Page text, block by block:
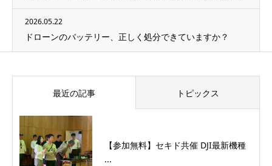
2026.05.22
ドローンのバッテリー、正しく処分できていますか？
最近の記事 トピックス
【参加無料】セキド共催 DJI最新機種
...